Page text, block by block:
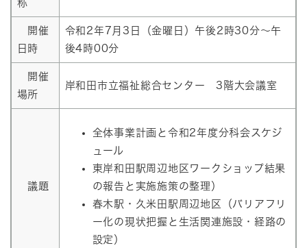
称
開催
日時
令和2年7月3日（金曜日）午後2時30分～午
後4時00分
開催
場所
岸和田市立福祉総合センター 3階大会議室
議題
全体事業計画と令和2年度分科会スケジ
ュール
東岸和田駅周辺地区ワークショップ結果
の報告と実施施策の整理）
春木駅・久米田駅周辺地区（バリアフリ
ー化の現状把握と生活関連施設・経路の
設定）